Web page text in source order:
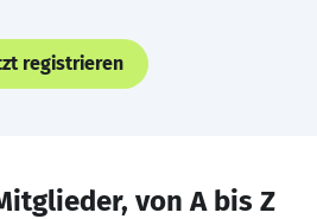
registrieren
von A bis Z